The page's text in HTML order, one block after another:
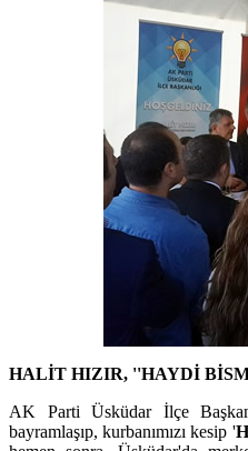
HALİT HIZIR, ''HAYDİ
AK Parti Üsküdar İlçe
bayramlaşıp, kurbanımızı kesip '